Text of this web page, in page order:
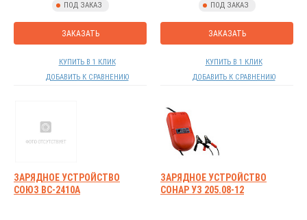
ПОД ЗАКАЗ
ЗАКАЗАТЬ
КУПИТЬ В 1 КЛИК
ДОБАВИТЬ К СРАВНЕНИЮ
ПОД ЗАКАЗ
ЗАКАЗАТЬ
КУПИТЬ В 1 КЛИК
ДОБАВИТЬ К СРАВНЕНИЮ
ЗАРЯДНОЕ УСТРОЙСТВО
СОЮЗ ВС-2410А
ЗАРЯДНОЕ УСТРОЙСТВО
СОНАР УЗ 205.08-12